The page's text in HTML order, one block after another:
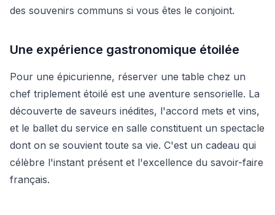
des souvenirs communs si vous êtes le conjoint.
Une expérience gastronomique étoilée
Pour une épicurienne, réserver une table chez un
chef triplement étoilé est une aventure sensorielle. La
découverte de saveurs inédites, l'accord mets et vins,
et le ballet du service en salle constituent un spectacle
dont on se souvient toute sa vie. C'est un cadeau qui
célèbre l'instant présent et l'excellence du savoir-faire
français.